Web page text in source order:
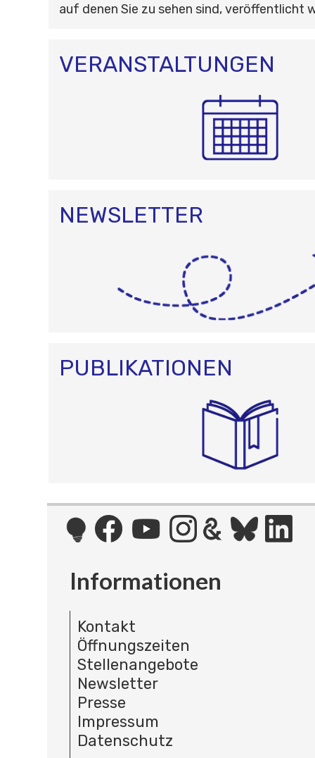
auf denen Sie zu sehen sind, veröffentlicht
VERANSTALTUNGEN
NEWSLETTER
PUBLIKATIONEN
Informationen
Kontakt
Öffnungszeiten
Stellenangebote
Newsletter
Presse
Impressum
Datenschutz